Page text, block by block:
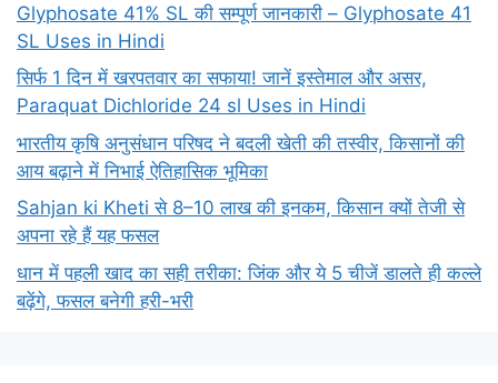
Glyphosate 41% SL की सम्पूर्ण जानकारी – Glyphosate 41
SL Uses in Hindi
सिर्फ 1 दिन में खरपतवार का सफाया! जानें इस्तेमाल और असर,
Paraquat Dichloride 24 sl Uses in Hindi
भारतीय कृषि अनुसंधान परिषद ने बदली खेती की तस्वीर, किसानों की
आय बढ़ाने में निभाई ऐतिहासिक भूमिका
Sahjan ki Kheti से 8–10 लाख की इनकम, किसान क्यों तेजी से
अपना रहे हैं यह फसल
धान में पहली खाद का सही तरीका: जिंक और ये 5 चीजें डालते ही कल्ले
बढ़ेंगे, फसल बनेगी हरी-भरी